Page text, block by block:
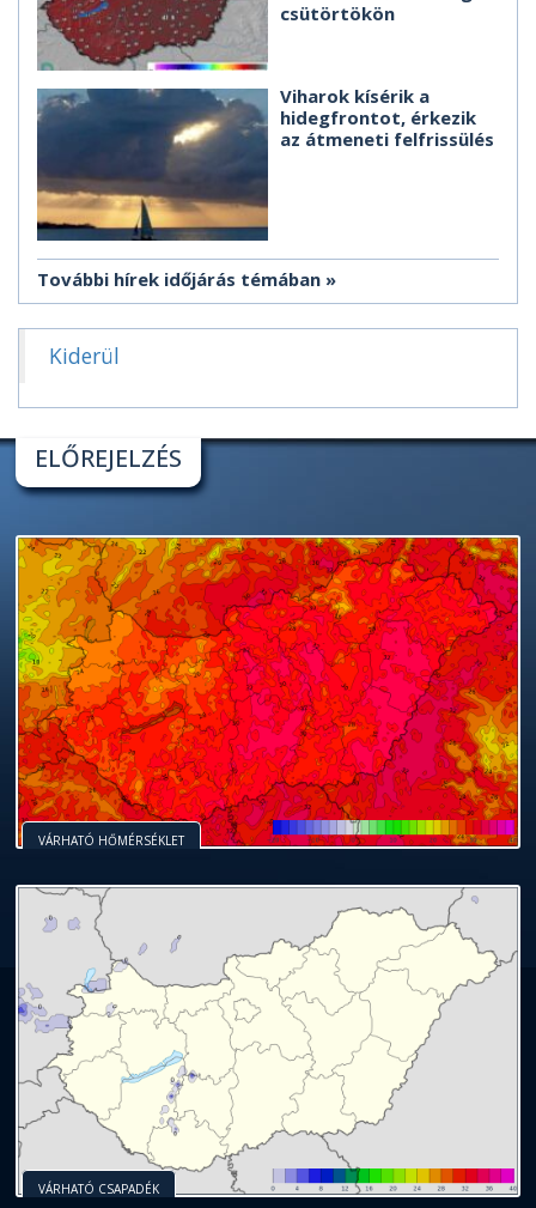
csütörtökön
Viharok kísérik a
hidegfrontot, érkezik
az átmeneti felfrissülés
További hírek időjárás témában
Kiderül
ELŐREJELZÉS
VÁRHATÓ HŐMÉRSÉKLET
VÁRHATÓ CSAPADÉK